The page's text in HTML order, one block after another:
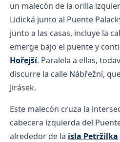
un malecón de la orilla
Lidická junto al Puente
junto a las casas, incluye la
emerge bajo el puente y
Hořejší. Paralela a ellas,
discurre la calle Nábřežní,
Jirásek.
Este malecón cruza la
cabecera izquierda del
alrededor de la isla Petržilka